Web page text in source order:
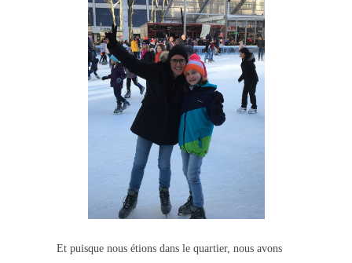
Et puisque nous étions dans le quartier, nous avons